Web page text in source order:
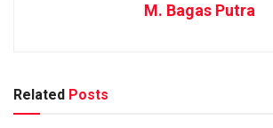
M. Bagas Putra
Related Posts